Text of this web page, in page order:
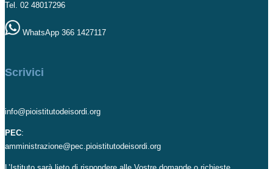
Tel. 02 48017296
WhatsApp 366 1427117
Scrivici
info@pioistitutodeisordi.org
PEC:
amministrazione@pec.pioistitutodeisordi.org